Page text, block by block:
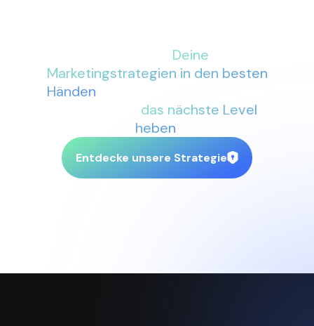
Deine
Marketingstrategien in den besten
Händen
das nächste Level
heben
Entdecke unsere Strategie